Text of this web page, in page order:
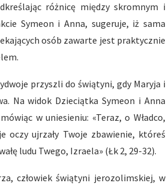
różnicę między skromnym i
Symeon i Anna, sugeruje, iż sama
osób zawarte jest praktycznie
przyszli do świątyni, gdy Maryja i
Na widok Dzieciątka Symeon i Anna
w uniesieniu: «Teraz, o Władco,
oczy ujrzały Twoje zbawienie, któreś
ludu Twego, Izraela» (Łk 2, 29-32).
człowiek świątyni jerozolimskiej, w